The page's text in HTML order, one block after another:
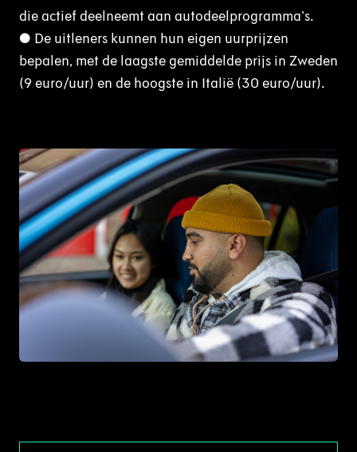
die actief deelneemt aan autodeelprogramma's.
● De uitleners kunnen hun eigen uurprijzen
bepalen, met de laagste gemiddelde prijs in Zweden
(9 euro/uur) en de hoogste in Italië (30 euro/uur).